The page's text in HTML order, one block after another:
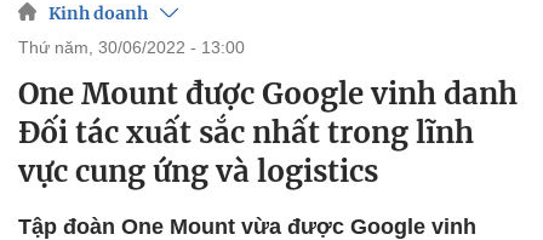
Kinh doanh
thứ năm, 30/06/2022 - 13:00
One Mount được Google vinh danh
Đối tác xuất sắc nhất trong lĩnh
vực cung ứng và logistics
Tập đoàn One Mount vừa được Google vinh